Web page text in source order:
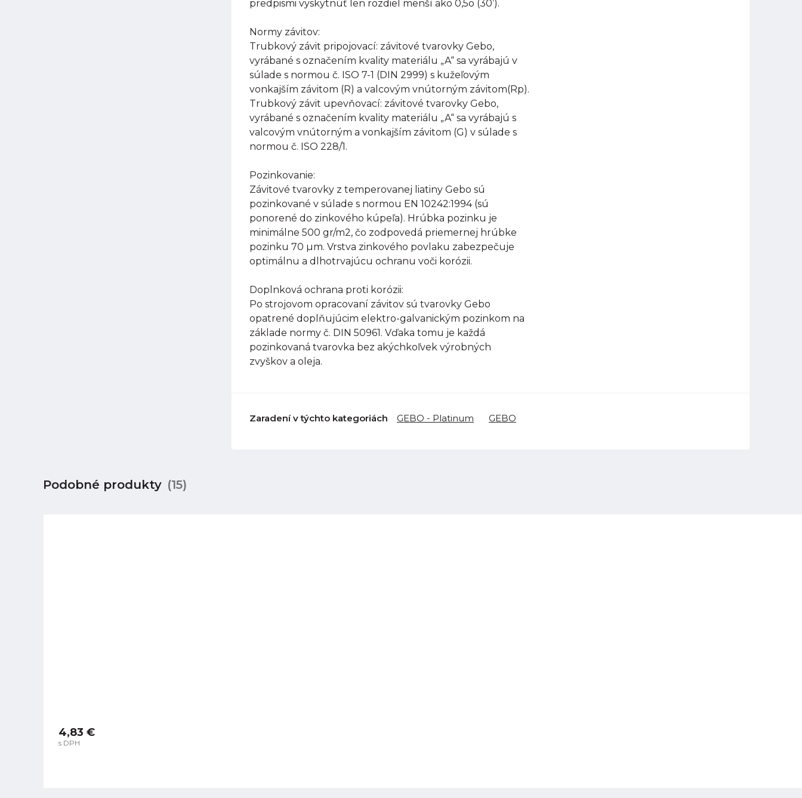
predpismi vyskytnúť len rozdiel menší ako 0,5o (30’).
Normy závitov:
Trubkový závit pripojovací: závitové tvarovky Gebo,
vyrábané s označením kvality materiálu „A“ sa vyrábajú v
súlade s normou č. ISO 7-1 (DIN 2999) s kužeľovým
vonkajším závitom (R) a valcovým vnútorným závitom(Rp).
Trubkový závit upevňovací: závitové tvarovky Gebo,
vyrábané s označením kvality materiálu „A“ sa vyrábajú s
valcovým vnútorným a vonkajším závitom (G) v súlade s
normou č. ISO 228/1.
Pozinkovanie:
Závitové tvarovky z temperovanej liatiny Gebo sú
pozinkované v súlade s normou EN 10242:1994 (sú
ponorené do zinkového kúpeľa). Hrúbka pozinku je
minimálne 500 gr/m2, čo zodpovedá priemernej hrúbke
pozinku 70 µm. Vrstva zinkového povlaku zabezpečuje
optimálnu a dlhotrvajúcu ochranu voči korózii.
Doplnková ochrana proti korózii:
Po strojovom opracovaní závitov sú tvarovky Gebo
opatrené doplňujúcim elektro-galvanickým pozinkom na
základe normy č. DIN 50961. Vďaka tomu je každá
pozinkovaná tvarovka bez akýchkoľvek výrobných
zvyškov a oleja.
Zaradení v týchto kategoriách GEBO - Platinum GEBO
Podobné produkty (15)
4,83 €
s DPH